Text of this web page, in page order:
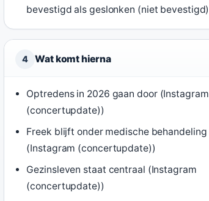
bevestigd als geslonken (niet bevestigd)
4 Wat komt hierna
Optredens in 2026 gaan door (Instagram
(concertupdate))
Freek blijft onder medische behandeling
(Instagram (concertupdate))
Gezinsleven staat centraal (Instagram
(concertupdate))